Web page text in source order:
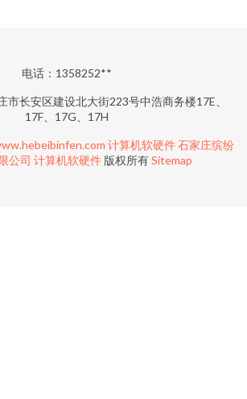
电话：1358252**
市长安区建设北大街223号中浩商务楼17E、
17F、17G、17H
计算机软硬件石家庄缤纷
公司 计算机软硬件 版权所有Sitemap